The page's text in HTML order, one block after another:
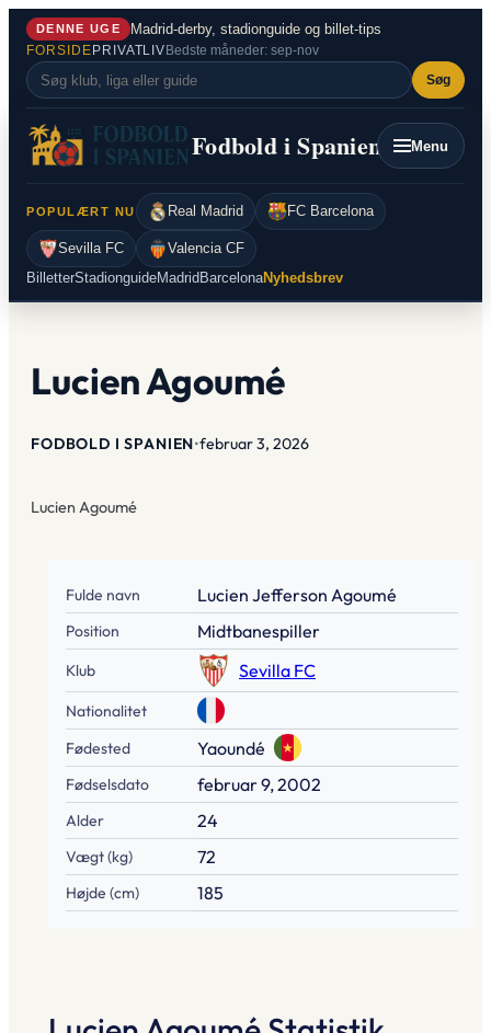
Spring
indhold
DENNE UGE Madrid-derby, stadionguide og billet-tips
FORSIDE PRIVATLIV Bedste måneder: sep-nov
Søg
Fodbold i Spanien Menu
POPULÆRT NU Real Madrid FC Barcelona
Sevilla FC
Valencia CF
BilletterStadionguideMadrid BarcelonaNyhedsbrev
Lucien Agoumé
FODBOLD I SPANIEN•februar 3, 2026
Lucien Agoumé
Fulde navn Lucien Jefferson Agoumé
Position Midtbanespiller
Klub Sevilla FC
Nationalitet
Fødested
Yaoundé
Fødselsdato februar 9, 2002
Alder 24
Vægt (kg) 72
Højde (cm) 185